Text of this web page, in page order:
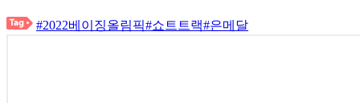
#2022베이징올림픽#쇼트트랙#은메달